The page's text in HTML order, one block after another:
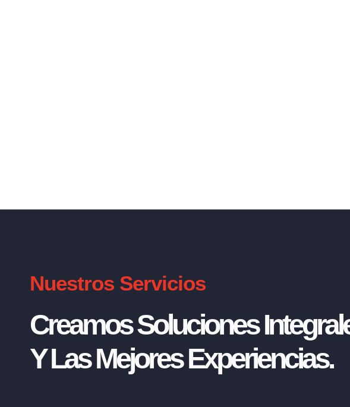
Nuestros Servicios
Creamos Soluciones
Y Las Mejores Experiencias.